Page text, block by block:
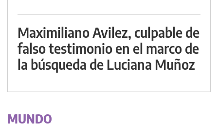
Maximiliano Avilez, culpable de
falso testimonio en el marco de
la búsqueda de Luciana Muñoz
MUNDO